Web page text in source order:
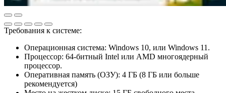
Требования к системе:
Операционная система: Windows 10, или Windows 11.
Процессор: 64-битный Intel или AMD многоядерный
процессор.
Оперативная память (ОЗУ): 4 ГБ (8 ГБ или больше
рекомендуется)